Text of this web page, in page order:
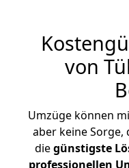
von
Umzüge können
aber keine Sorge,
diegünstigste
professionellen